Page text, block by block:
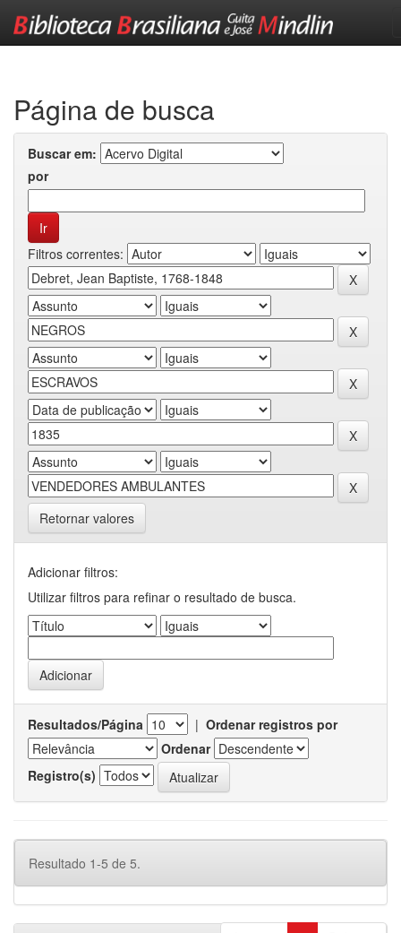
Página de busca
Buscar em:
por
Filtros correntes:
Retornar valores
Adicionar filtros:
Utilizar filtros para refinar o resultado de busca.
Resultados/Página | Ordenar registros por
Ordenar
Registro(s)
Resultado 1-5 de 5.